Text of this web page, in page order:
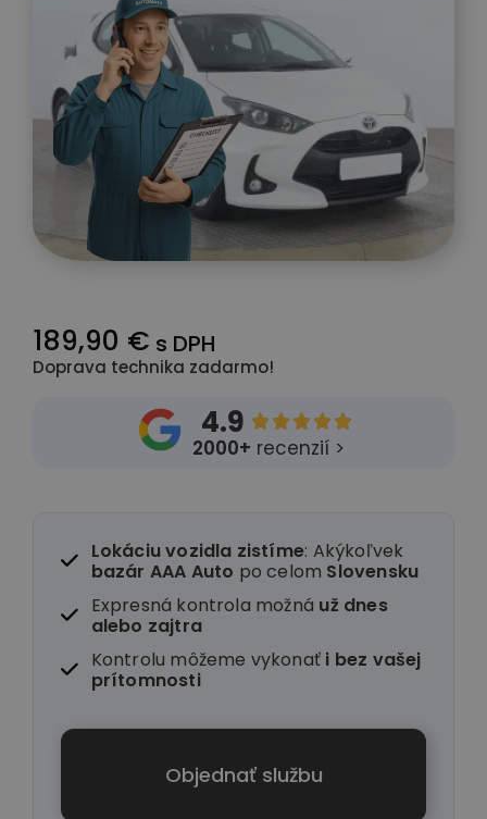
189,90 € s DPH
Doprava technika zadarmo!
4.9 
2000+ recenzií >
Lokáciu vozidla zistíme: Akýkoľvek
bazár AAA Auto po celom Slovensku
Expresná kontrola možná už dnes
alebo zajtra
Kontrolu môžeme vykonať i bez vašej
prítomnosti
Objednať službu